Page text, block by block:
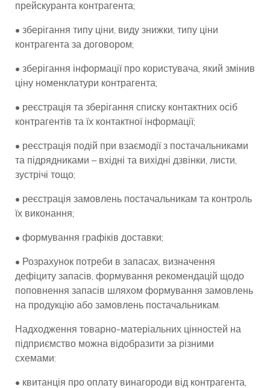
прейскуранта контрагента;
• зберігання типу ціни, виду знижки, типу ціни
контрагента за договором;
• зберігання інформації про користувача, який змінив
ціну номенклатури контрагента;
• реєстрація та зберігання списку контактних осіб
контрагентів та їх контактної інформації;
• реєстрація подій при взаємодії з постачальниками
та підрядниками – вхідні та вихідні дзвінки, листи,
зустрічі тощо;
• реєстрація замовлень постачальникам та контроль
їх виконання;
• формування графіків доставки;
• Розрахунок потреби в запасах, визначення
дефіциту запасів, формування рекомендацій щодо
поповнення запасів шляхом формування замовлень
на продукцію або замовлень постачальникам.
Надходження товарно-матеріальних цінностей на
підприємство можна відобразити за різними
схемами:
• квитанція про оплату винагороди від контрагента,